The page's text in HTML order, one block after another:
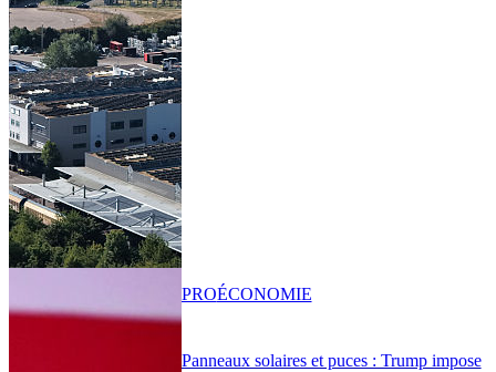
Panneaux solaires et puces : Trump impose
PROÉCONOMIE